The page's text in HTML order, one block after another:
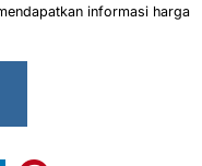
informasi harga